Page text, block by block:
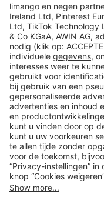
limango
Veilig winkelen
Klantenservice
Shop
Acties